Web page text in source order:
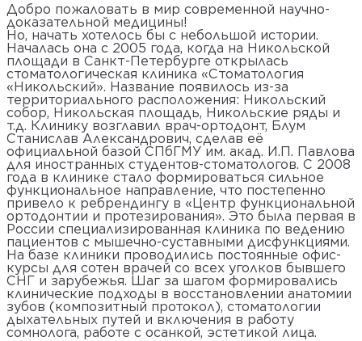
Добро пожаловать в мир современной научно-
доказательной медицины!
Но, начать хотелось бы с небольшой истории.
Началась она с 2005 года, когда на Никольской
площади в Санкт-Петербурге открылась
стоматологическая клиника «Стоматология
«Никольский». Название появилось из-за
территориального расположения: Никольский
собор, Никольская площадь, Никольские ряды и
т.д. Клинику возглавил врач-ортодонт, Блум
Станислав Александрович, сделав её
официальной базой СПбГМУ им. акад. И.П. Павлова
для иностранных студентов-стоматологов. С 2008
года в клинике стало формироваться сильное
функциональное направление, что постепенно
привело к ребрендингу в «Центр функциональной
ортодонтии и протезирования». Это была первая в
России специализированная клиника по ведению
пациентов с мышечно-суставными дисфункциями.
На базе клиники проводились постоянные офис-
курсы для сотен врачей со всех уголков бывшего
СНГ и зарубежья. Шаг за шагом формировались
клинические подходы в восстановлении анатомии
зубов (композитный протокол), стоматологии
дыхательных путей и включения в работу
сомнолога, работе с осанкой, эстетикой лица.